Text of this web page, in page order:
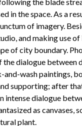
in the space. As a
of imagery.
and making use
of city boundary.
dialogue between
wash paintings,
supporting; after
intense dialogue
as canvases,
plant.